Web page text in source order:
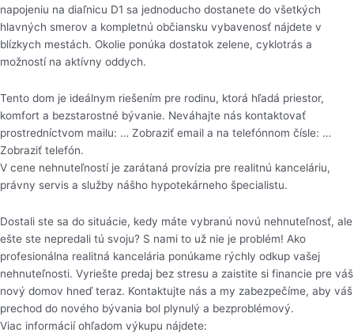
napojeniu na diaľnicu D1 sa jednoducho dostanete do všetkých
hlavných smerov a kompletnú občiansku vybavenosť nájdete v
blízkych mestách. Okolie ponúka dostatok zelene, cyklotrás a
možností na aktívny oddych.
Tento dom je ideálnym riešením pre rodinu, ktorá hľadá priestor,
komfort a bezstarostné bývanie. Neváhajte nás kontaktovať
prostredníctvom mailu: … Zobraziť email a na telefónnom čísle: …
Zobraziť telefón.
V cene nehnuteľností je zarátaná provízia pre realitnú kanceláriu,
právny servis a služby nášho hypotekárneho špecialistu.
Dostali ste sa do situácie, kedy máte vybranú novú nehnuteľnosť, ale
ešte ste nepredali tú svoju? S nami to už nie je problém! Ako
profesionálna realitná kancelária ponúkame rýchly odkup vašej
nehnuteľnosti. Vyriešte predaj bez stresu a zaistite si financie pre váš
nový domov hneď teraz. Kontaktujte nás a my zabezpečíme, aby váš
prechod do nového bývania bol plynulý a bezproblémový.
Viac informácií ohľadom výkupu nájdete: